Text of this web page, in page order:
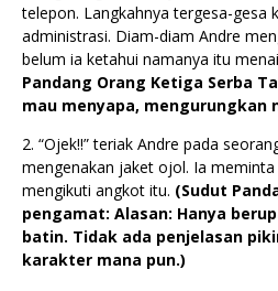
telepon. Langkahnya tergesa-gesa
administrasi. Diam-diam Andre
belum ia ketahui namanya itu
Pandang Orang Ketiga Serba
mau menyapa, mengurungkan
2. “Ojek!!” teriak Andre pada
mengenakan jaket ojol. Ia
mengikuti angkot itu. (Sudut
pengamat: Alasan: Hanya
batin. Tidak ada penjelasan
karakter mana pun.)